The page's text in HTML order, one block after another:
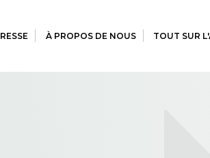
À PROPOS DE NOUS TOUT SUR